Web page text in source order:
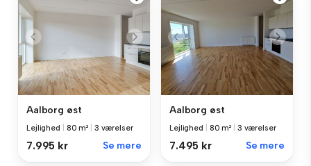
Aalborg øst
Lejlighed 80 m² 3 værelser
7.995 kr Se mere
Aalborg øst
Lejlighed 80 m² 3 værelser
7.495 kr Se mere